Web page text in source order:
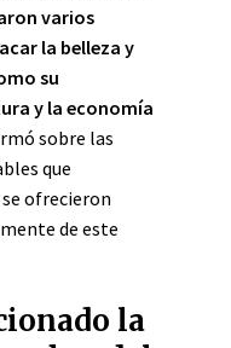
varios
la belleza y
su
y la economía
sobre las
que
ofrecieron
de este
la